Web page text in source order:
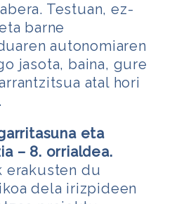
Testuan, ez-
barne
autonomiaren
jasota, baina, gure
atal hori
eta
– 8. orrialdea.
erakusten du
dela irizpideen